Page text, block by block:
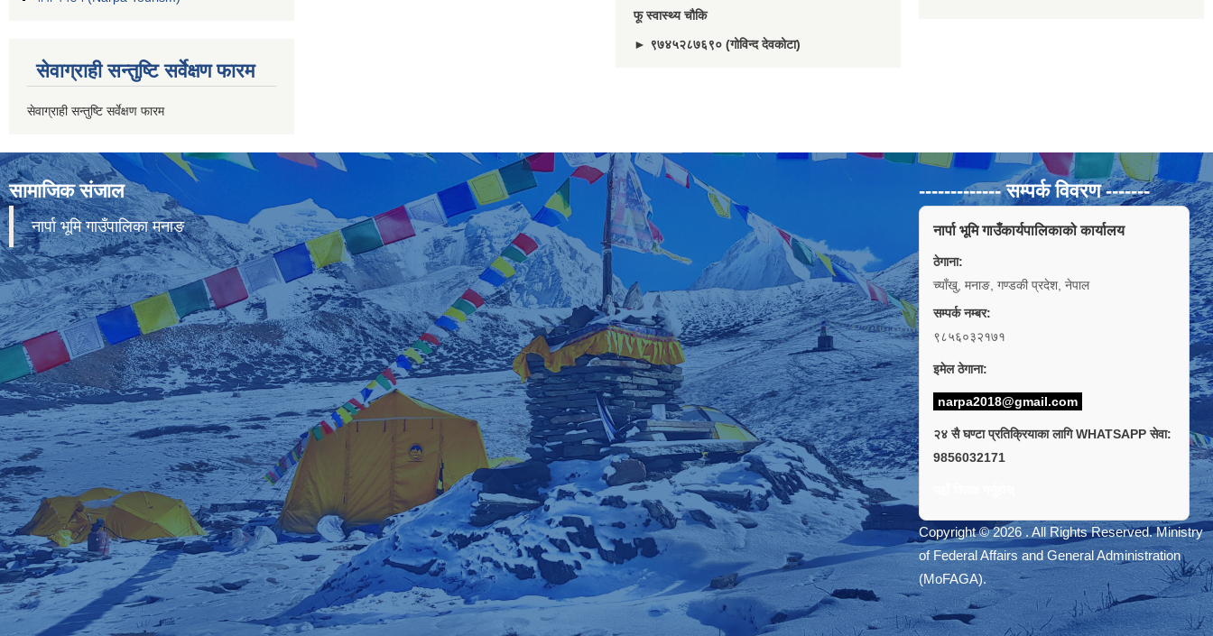
सेवाग्राही सन्तुष्टि सर्वेक्षण फारम
सेवाग्राही सन्तुष्टि सर्वेक्षण फारम
फू स्वास्थ्य चौकि
► ९७४५२८७६९० (गोविन्द देवकोटा)
सामाजिक संजाल
नार्पा भूमि गाउँपालिका मनाङ
------------- सम्पर्क विवरण -------
नार्पा भूमि गाउँकार्यपालिकाको कार्यालय
ठेगाना:
च्याँखु, मनाङ, गण्डकी प्रदेश, नेपाल
सम्पर्क नम्बर:
९८५६०३२१७१
इमेल ठेगाना:
narpa2018@gmail.com
२४ सै घण्टा प्रतिक्रियाका लागि WHATSAPP सेवा:
9856032171
Copyright © 2026 . All Rights Reserved. Ministry
of Federal Affairs and General Administration
(MoFAGA).